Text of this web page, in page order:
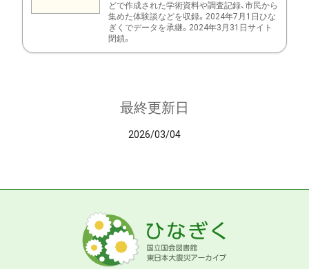
どで作成された学術資料や調査記録、市民から
集めた体験談などを収録。2024年7月1日ひな
ぎくでデータを承継。2024年3月31日サイト
閉鎖。
最終更新日
2026/03/04